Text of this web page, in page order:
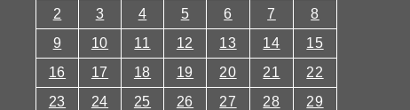
2
3 4 5 6 7
8
9
10 11 12 13 14
15
16
17 18 19 20 21
22
23
24 25 26 27 28
29